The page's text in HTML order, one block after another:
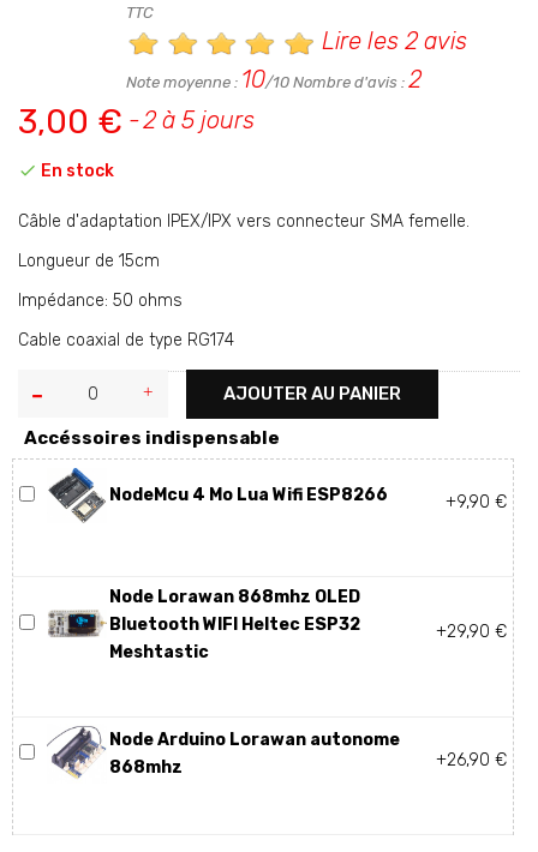
3,00 €
TTC
Lire les 2 avis
Note moyenne : 10/10 Nombre d'avis : 2
2 à 5 jours
 En stock
Câble d'adaptation IPEX/IPX vers connecteur SMA femelle.
Longueur de 15cm
Impédance: 50 ohms
Cable coaxial de type RG174
AJOUTER AU PANIER
Accéssoires indispensable
NodeMcu 4 Mo Lua Wifi ESP8266 +9,90 €
Node Lorawan 868mhz OLED
Bluetooth WIFI Heltec ESP32
Meshtastic
+29,90 €
Node Arduino Lorawan autonome
868mhz
+26,90 €